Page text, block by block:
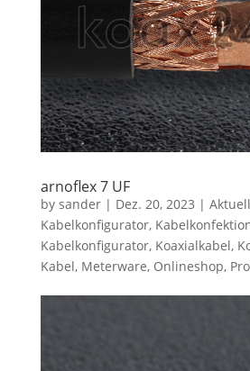
arnoflex 7 UF
by sander| Dez. 20, 2023 |
Kabelkonfigurator,
Kabelkonfigurator, Koaxialkabel,
Kabel, Meterware, Onlineshop,